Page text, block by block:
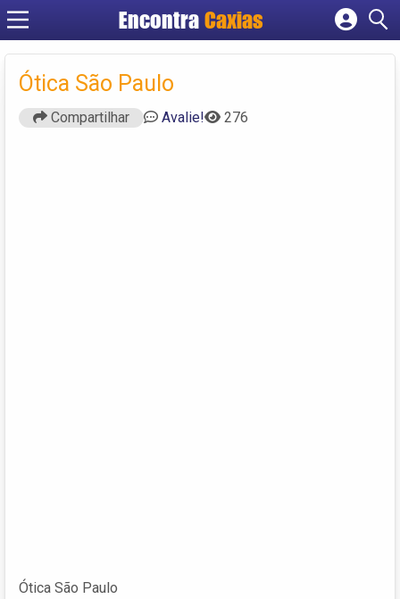
EncontraCaxias
Cadastrar empresa
Ótica São Paulo
Compartilhar Avalie! 276
Ótica São Paulo